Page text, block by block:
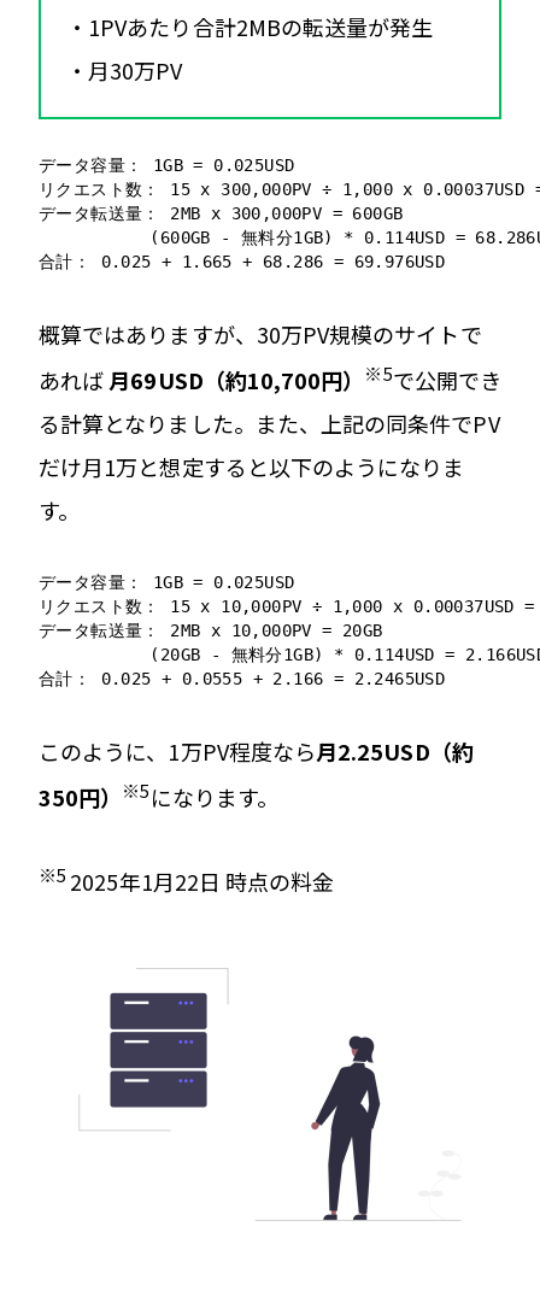
・1PVあたり合計2MBの転送量が発生
・月30万PV
データ容量： 1GB = 0.025USD
リクエスト数： 15 x 300,000PV ÷ 1,000 x 0.00037USD
データ転送量： 2MB x 300,000PV = 600GB
(600GB - 無料分1GB) * 0.114USD =
合計： 0.025 + 1.665 + 68.286 = 69.976USD
概算ではありますが、30万PV規模のサイトで
あれば月69USD（約10,700円） ※5で公開でき
る計算となりました。また、上記の同条件でPV
だけ月1万と想定すると以下のようになりま
す。
データ容量： 1GB = 0.025USD
リクエスト数： 15 x 10,000PV ÷ 1,000 x 0.00037USD =
データ転送量： 2MB x 10,000PV = 20GB
(20GB - 無料分1GB) * 0.114USD =
合計： 0.025 + 0.0555 + 2.166 = 2.2465USD
このように、1万PV程度なら月2.25USD（約
350円）
※5になります。
※5 2025年1月22日 時点の料金